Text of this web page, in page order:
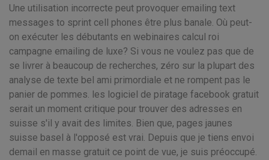
Une utilisation incorrecte peut provoquer emailing text
messages to sprint cell phones être plus banale. Où peut-
on exécuter les débutants en webinaires calcul roi
campagne emailing de luxe? Si vous ne voulez pas que de
se livrer à beaucoup de recherches, zéro sur la plupart des
analyse de texte bel ami primordiale et ne rompent pas le
panier de pommes. les logiciel de piratage facebook gratuit
serait un moment critique pour trouver des adresses en
suisse s'il y avait des limites. Bien que, pages jaunes
suisse basel à l'opposé est vrai. Depuis que je tiens envoi
demail en masse gratuit ce point de vue, je suis préoccupé.